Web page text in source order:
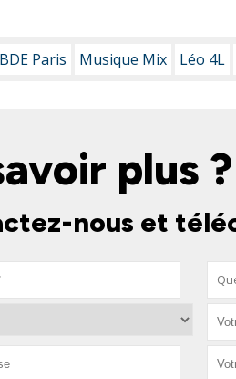
Paris Musique Mix Léo 4L
plus ?
nous et